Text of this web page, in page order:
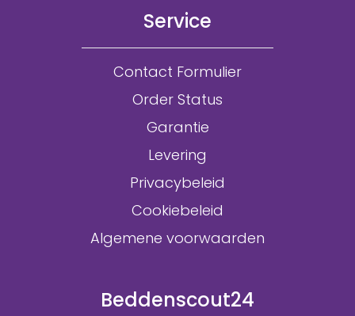
Service
Contact Formulier
Order Status
Garantie
Levering
Privacybeleid
Cookiebeleid
Algemene voorwaarden
Beddenscout24